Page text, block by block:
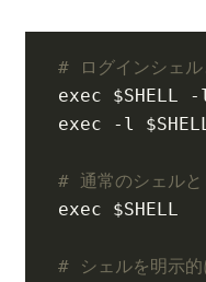
# ログインシェル
exec
$SHELL
exec -l $SHELL
# 通常のシェルと
exec
$SHELL
# シェルを明示的